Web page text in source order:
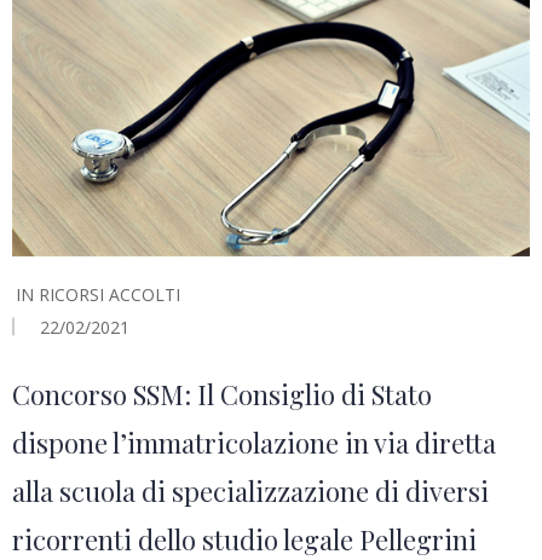
IN RICORSI ACCOLTI
22/02/2021
Concorso SSM: Il Consiglio di Stato
dispone l’immatricolazione in via diretta
alla scuola di specializzazione di diversi
ricorrenti dello studio legale Pellegrini